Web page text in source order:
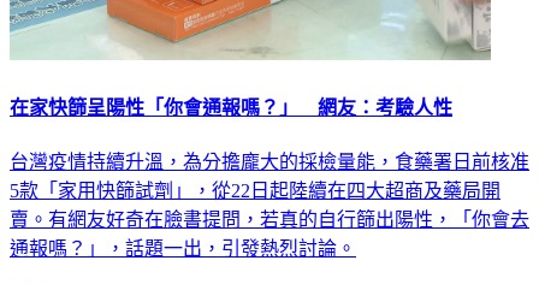
在家快篩呈陽性「你會通報嗎？」 網友：考驗人性
台灣疫情持續升溫，為分擔龐大的採檢量能，食藥署日前核准
5款「家用快篩試劑」，從22日起陸續在四大超商及藥局開
賣。有網友好奇在臉書提問，若真的自行篩出陽性，「你會去
通報嗎？」，話題一出，引發熱烈討論。